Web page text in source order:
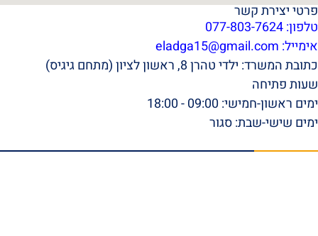
פרטי יצירת קשר
טלפון: 077-803-7624
אימייל: eladga15@gmail.com
כתובת המשרד: ילדי טהרן 8, ראשון לציון (מתחם גיגיס)
שעות פתיחה
ימים ראשון-חמישי: 09:00 - 18:00
ימים שישי-שבת: סגור